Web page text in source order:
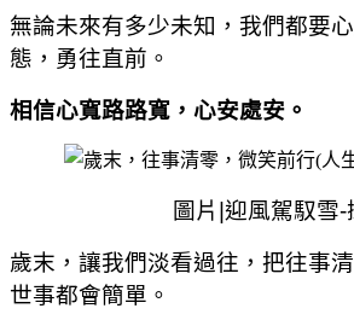
無論未來有多少未知，我們都要
態，勇往直前。
相信心寬路路寬，心安處安。
圖片 迎風駕馭雪-
歲末，讓我們淡看過往，把往事
世事都會簡單。